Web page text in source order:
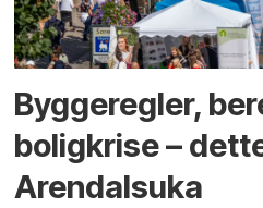
Bygge­regler,
bolig­krise –
Arendals­uka